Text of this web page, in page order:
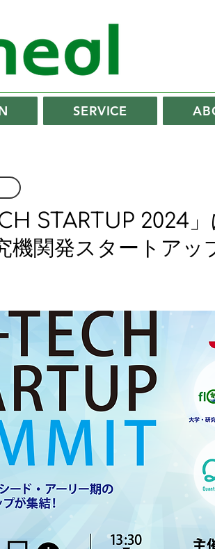
SERVICE
STARTUP 2024
機関発スタートアッ